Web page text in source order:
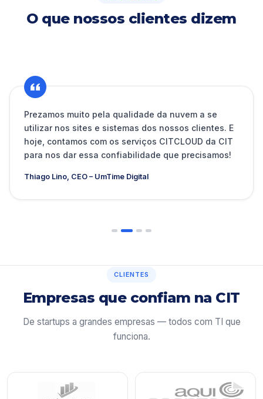
O que nossos clientes dizem
Prezamos muito pela qualidade da nuvem a se
utilizar nos sites e sistemas dos nossos clientes. E
hoje, contamos com os serviços CITCLOUD da CIT
para nos dar essa confiabilidade que precisamos!
Thiago Lino, CEO – UmTime Digital
CLIENTES
Empresas que confiam na CIT
De startups a grandes empresas — todos com TI que
funciona.